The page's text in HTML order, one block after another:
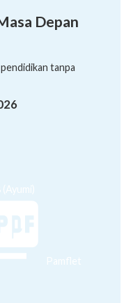
Depan
tanpa
Pamflet